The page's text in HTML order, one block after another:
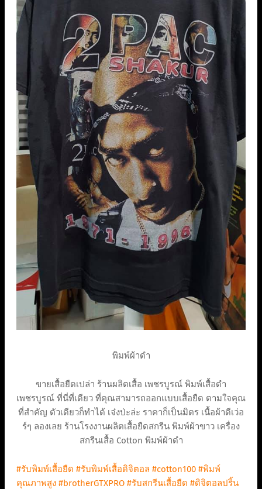
พิมพ์ผ้าดำ
ขายเสื้อยืดเปล่า ร้านผลิตเสื้อ เพชรบูรณ์ พิมพ์เสื้อดำ
เพชรบูรณ์ ที่นี่ที่เดียว ที่คุณสามารถออกแบบเสื้อยืด ตามใจคุณ
ที่สำคัญ ตัวเดียวก็ทำได้ เจ๋งป่ะล่ะ ราคาก็เป็นมิตร เนื้อผ้าดีเว่อ
ร์ๆ ลองเลย ร้านโรงงานผลิตเสื้อยืดสกรีน พิมพ์ผ้าขาว เครื่อง
สกรีนเสื้อ Cotton พิมพ์ผ้าดำ
#รับพิมพ์เสื้อยืด #รับพิมพ์เสื้อดิจิตอล #cotton100 #พิมพ์
คุณภาพสูง #brotherGTXPRO #รับสกรีนเสื้อยืด #ดิจิตอลปริ้น